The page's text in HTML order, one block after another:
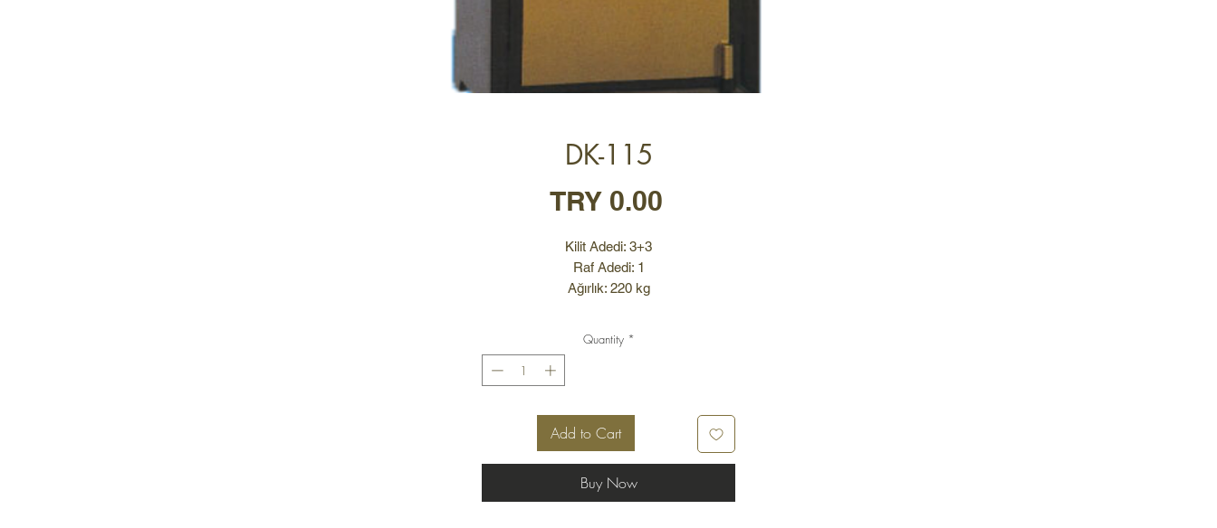
DK-115
TRY 0.00
Kilit Adedi: 3+3
Raf Adedi: 1
Ağırlık: 220 kg
Dış Ölçüler: Yükseklik: 115 cm
Derinlik: 42 cm
İç Ölçüler: Yükseklik: 45 cm
Genişlik: 37 cm
Derinlik: 26 cm
Quantity *
Add to Cart
Buy Now